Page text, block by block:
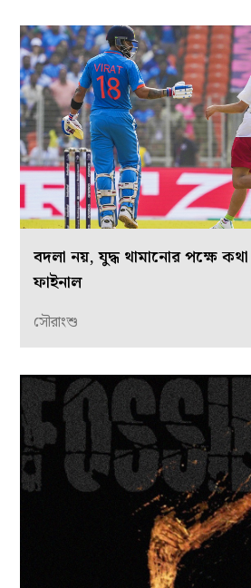
বদলা নয়, যুদ্ধ থামানোর পক্ষে
ফাইনাল
সৌরাংশু